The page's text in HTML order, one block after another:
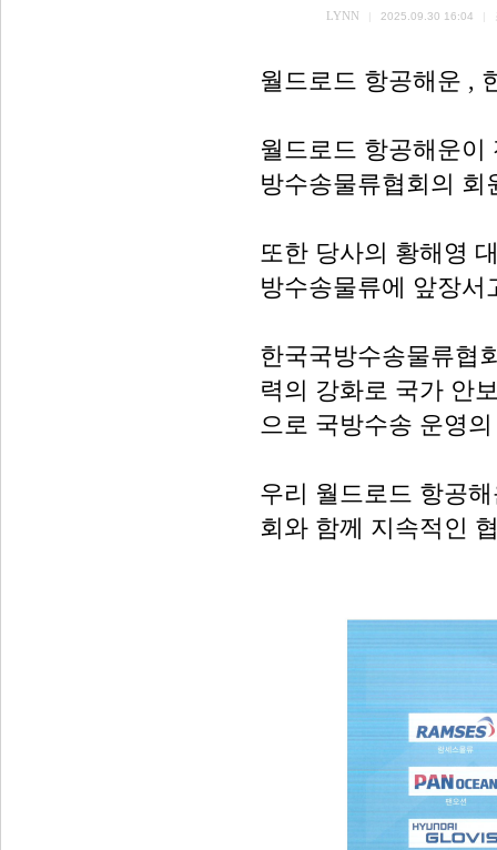
LYNN 2025.09.30 16:04
월드로드 항공해운 ,
월드로드 항공해운
방수송물류협회의
또한 당사의 황해영
방수송물류에 앞장
한국국방수송물류협
력의 강화로 국가 안
으로 국방수송 운영
우리 월드로드 항공
회와 함께 지속적인